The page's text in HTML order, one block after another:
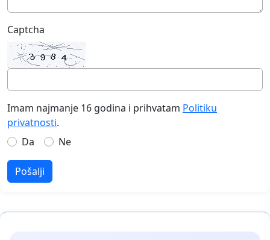
Captcha
Imam najmanje 16 godina i prihvatam Politiku
privatnosti.
Da
Ne
Pošalji